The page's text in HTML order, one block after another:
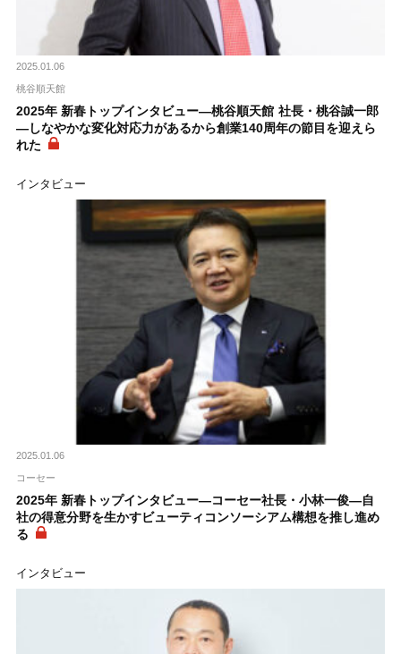
2025.01.06
桃谷順天館
2025年 新春トップインタビュー―桃谷順天館 社長・桃谷誠一郎
―しなやかな変化対応力があるから創業140周年の節目を迎えら
れた
インタビュー
2025.01.06
コーセー
2025年 新春トップインタビュー―コーセー社長・小林一俊―自
社の得意分野を生かすビューティコンソーシアム構想を推し進め
る
インタビュー